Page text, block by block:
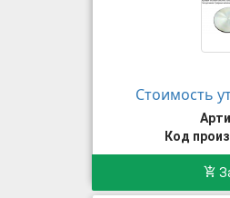
Стоимость
Код